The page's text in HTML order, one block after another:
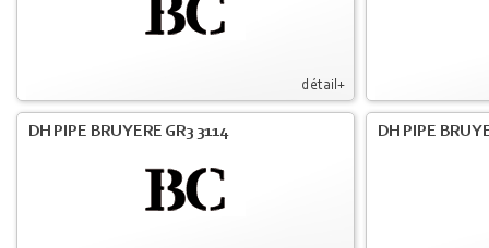
détail+
DH PIPE BRUYERE GR3 3114 DH PIPE